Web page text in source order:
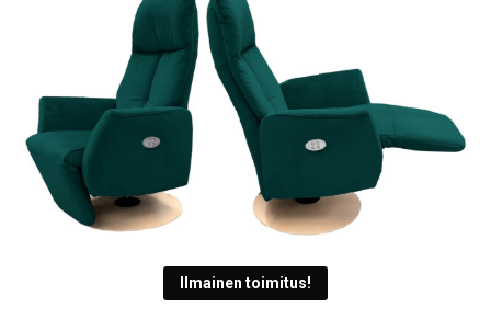
Ilmainen toimitus!